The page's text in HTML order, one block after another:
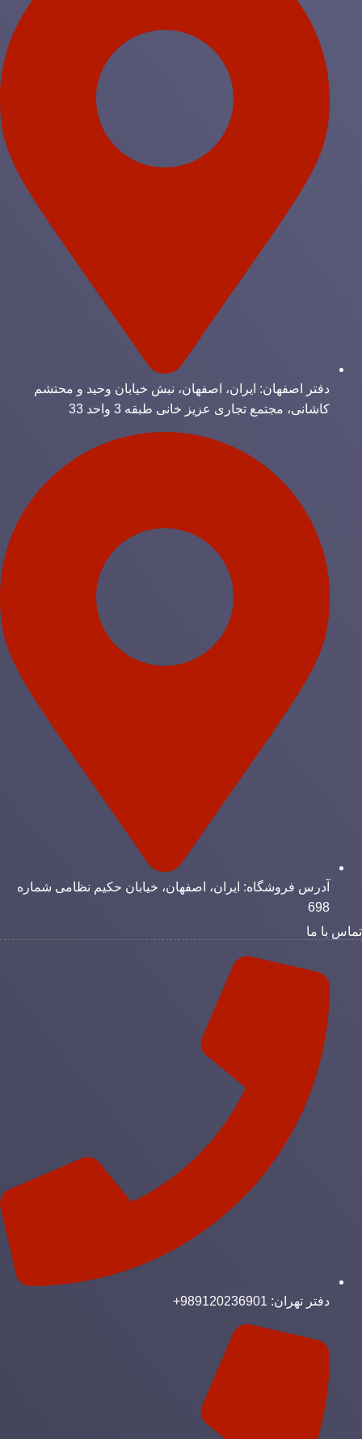
دفتر اصفهان: ایران، اصفهان، نبش خیابان وحید و محتشم
کاشانی، مجتمع تجاری عزیز خانی طبقه 3 واحد 33
آدرس فروشگاه: ایران، اصفهان، خیابان حکیم نظامی شماره
698
با ما
دفتر تهران: 989120236901+